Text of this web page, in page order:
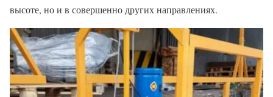
высоте, но и в совершенно других направлениях.